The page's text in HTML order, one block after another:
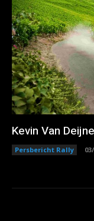
Kevin Van
Persbericht Rally